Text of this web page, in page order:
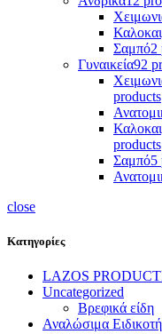
Σαμπό2
Γυναικεία92
products
products
Σαμπό5
close
Κατηγορίες
LAZOS
Uncategorized
Βρεφικά είδη
Αναλώσιμα